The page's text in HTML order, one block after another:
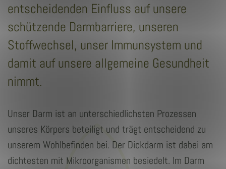
entscheidenden Einfluss auf unsere
schützende Darmbarriere, unseren
Stoffwechsel, unser Immunsystem und
damit auf unsere allgemeine Gesundheit
nimmt.
Unser Darm ist an unterschiedlichsten Prozessen
unseres Körpers beteiligt und trägt entscheidend zu
unserem Wohlbefinden bei. Der Dickdarm ist dabei am
dichtesten mit Mikroorganismen besiedelt. Im Darm